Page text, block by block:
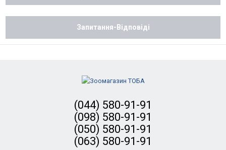
Запитання-Відповіді
(044) 580-91-91
(098) 580-91-91
(050) 580-91-91
(063) 580-91-91